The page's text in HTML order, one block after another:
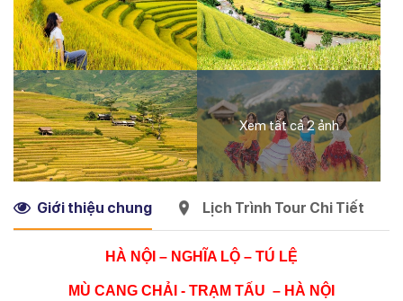
Xem tất cả 2 ảnh
Giới thiệu chung Lịch Trình Tour Chi Tiết
HÀ NỘI – NGHĨA LỘ – TÚ LỆ
MÙ CANG CHẢI - TRẠM TẤU  – HÀ NỘI